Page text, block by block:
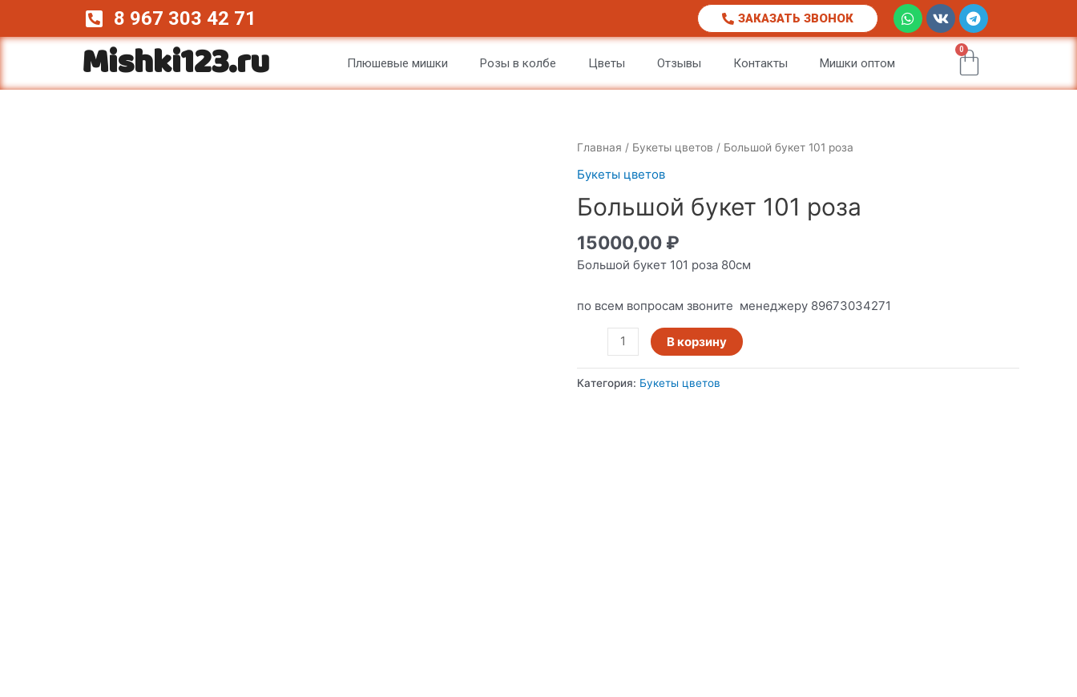
содержимому
8 967 303 42 71 ЗАКАЗАТЬ ЗВОНОК
W
h
a
a
V
k
T
e
l
e
r
Mishki123.ru Плюшевые мишки Розы в колбе Цветы Отзывы Контакты Мишки оптом
0
Главная / Букеты цветов / Большой букет 101 роза
Букеты цветов
Большой букет 101 роза
15000,00 ₽
Большой букет 101 роза 80см
по всем вопросам звоните менеджеру 89673034271
Количество
Большой
букет
роза
В корзину
Категория: Букеты цветов